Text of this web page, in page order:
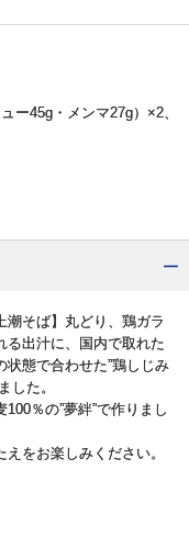
ー45g・メンマ27g）×2、
潮そば】丸どり、鶏ガラ
る出汁に、国内で取れた
態で合わせた”鶏しじみ
した。
％の”夢絆”で作りまし
をお楽しみください。